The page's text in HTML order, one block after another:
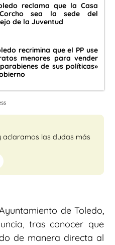
reclama que la Casa
sea la sede del
de la Juventud
recrimina que el PP use
menores para vender
de sus políticas»
aclaramos las dudas más
de Toledo,
tras conocer que
de manera directa al